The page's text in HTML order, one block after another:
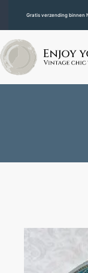
Gratis verzending binnen